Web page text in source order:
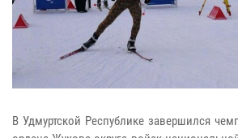
В Удмуртской Республике завершился